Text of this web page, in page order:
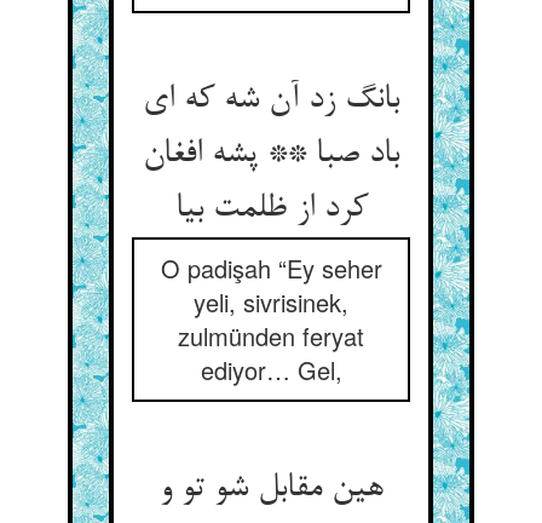
بانگ زد آن شه که ای
باد صبا ** پشه افغان
کرد از ظلمت بیا
O padişah “Ey seher
yeli, sivrisinek,
zulmünden feryat
ediyor… Gel,
هین مقابل شو تو و